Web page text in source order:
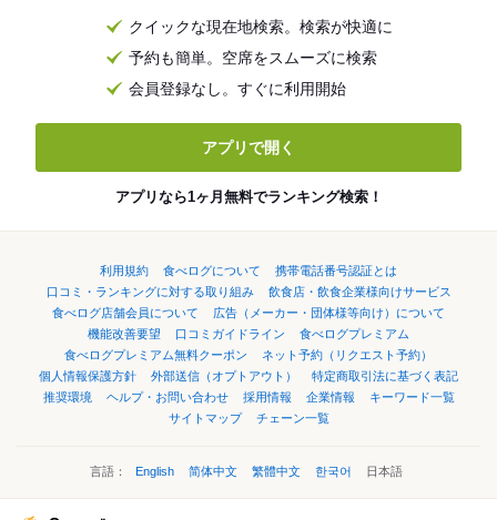
クイックな現在地検索。検索が快適に
予約も簡単。空席をスムーズに検索
会員登録なし。すぐに利用開始
アプリで開く
アプリなら1ヶ月無料でランキング検索！
利用規約 食べログについて
携帯電話番号認証とは
口コミ・ランキングに対する取り組み
飲食店・飲食企業様向けサービス
食べログ店舗会員について
広告（メーカー・団体様等向け）について
機能改善要望
口コミガイドライン
食べログプレミアム
食べログプレミアム無料クーポン
ネット予約（リクエスト予約）
個人情報保護方針
外部送信（オプトアウト）
特定商取引法に基づく表記
推奨環境
ヘルプ・お問い合わせ 採用情報 企業情報
キーワード一覧
サイトマップ
チェーン一覧
言語： English 简体中文 繁體中文 한국어 日本語